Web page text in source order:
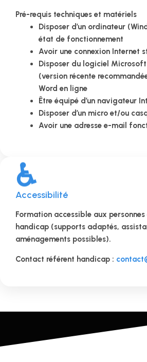
Pré-requis techniques et matériels
Disposer d’un ordinateur
état de fonctionnement
Avoir une connexion Internet
Disposer du logiciel
(version récente
Word en ligne
Être équipé d’un navigateur
Disposer d’un micro et/ou
Avoir une adresse e-mail
♿
Accessibilité
Formation accessible aux
handicap (supports adaptés,
aménagements possibles).
Contact référent handicap :